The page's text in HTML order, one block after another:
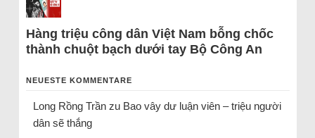
Hàng triệu công dân Việt Nam bỗng chốc
thành chuột bạch dưới tay Bộ Công An
NEUESTE KOMMENTARE
Long Rồng Trầnzu Bao vây dư luận viên – triệu người
dân sẽ thắng